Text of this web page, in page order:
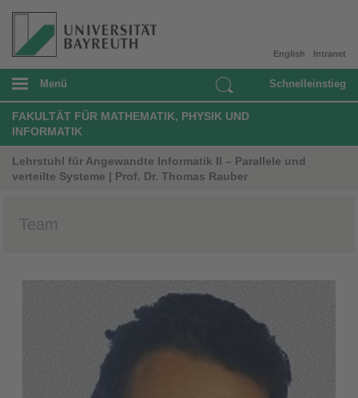
Intranet
English
Menü Schnelleinstieg
FAKULTÄT FÜR MATHEMATIK, PHYSIK UND
INFORMATIK
Lehrstuhl für Angewandte Informatik II – Parallele und
verteilte Systeme | Prof. Dr. Thomas Rauber
Team